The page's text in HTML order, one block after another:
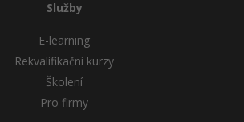
Služby
E-learning
Rekvalifikační kurzy
Školení
Pro firmy